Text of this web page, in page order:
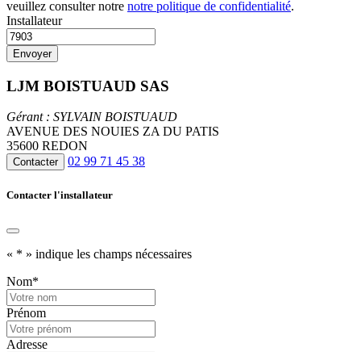
veuillez consulter notre notre politique de confidentialité.
Installateur
LJM BOISTUAUD SAS
Gérant : SYLVAIN BOISTUAUD
AVENUE DES NOUIES ZA DU PATIS
35600 REDON
Contacter 02 99 71 45 38
Contacter l'installateur
« * » indique les champs nécessaires
Nom*
Prénom
Adresse